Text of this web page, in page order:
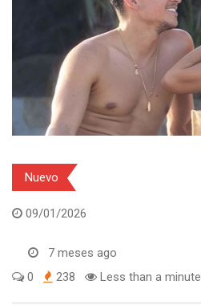
Nuevo
09/01/2026
7 meses ago
0
238 Less than a minute